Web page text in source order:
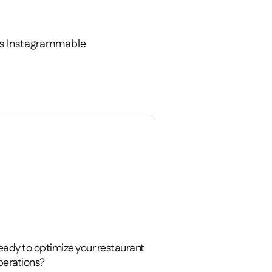
Instagrammable
to optimize your restaurant